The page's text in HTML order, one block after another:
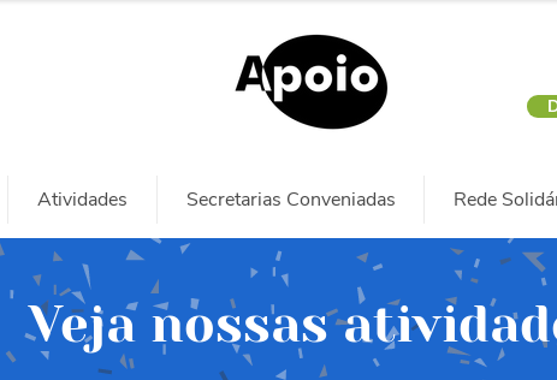
Atividades Secretarias Conveniadas Rede
Veja nossas